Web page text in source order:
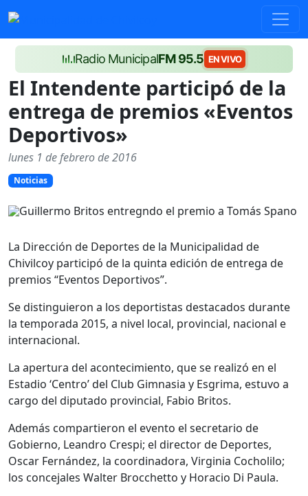
Radio MunicipalFM 95.5 EN VIVO
El Intendente participó de la
entrega de premios «Eventos
Deportivos»
lunes 1 de febrero de 2016
Noticias
La Dirección de Deportes de la Municipalidad de
Chivilcoy participó de la quinta edición de entrega de
premios “Eventos Deportivos”.
Se distinguieron a los deportistas destacados durante
la temporada 2015, a nivel local, provincial, nacional e
internacional.
La apertura del acontecimiento, que se realizó en el
Estadio ‘Centro’ del Club Gimnasia y Esgrima, estuvo a
cargo del diputado provincial, Fabio Britos.
Además compartieron el evento el secretario de
Gobierno, Leandro Crespi; el director de Deportes,
Oscar Fernández, la coordinadora, Virginia Cocholilo;
los concejales Walter Brocchetto y Horacio Di Paula.